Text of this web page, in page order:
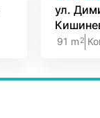
ул.
91 m 2